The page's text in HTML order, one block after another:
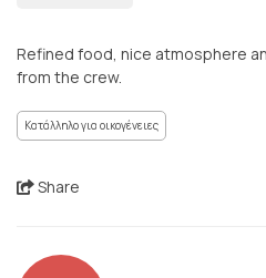
Refined food, nice atmosphere
from the crew.
Κατάλληλο για οικογένειες
Share